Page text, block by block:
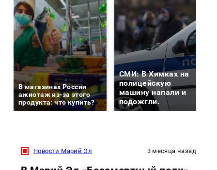
В магазинах России
ажиотаж из-за этого
продукта: что купить?
СМИ: В Химках на
полицейскую
машину напали и
подожгли.
Новости Марий Эл 3 месяца назад